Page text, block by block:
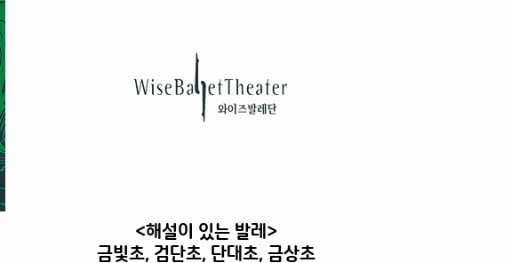
<해설이 있는 발레>
금빛초, 검단초, 단대초, 금상초